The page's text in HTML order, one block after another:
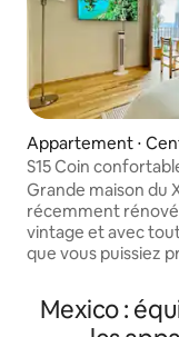
Appartement ⋅
S15 Coin
centre historique
Grande maison du
récemment
vintage et avec
que vous puissiez
du centre
seulement 2 pâtés
Mexico :